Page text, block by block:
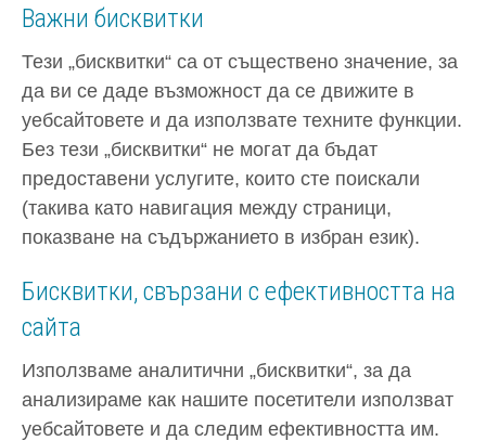
Важни бисквитки
Тези „бисквитки“ са от съществено значение, за
да ви се даде възможност да се движите в
уебсайтовете и да използвате техните функции.
Без тези „бисквитки“ не могат да бъдат
предоставени услугите, които сте поискали
(такива като навигация между страници,
показване на съдържанието в избран език).
Бисквитки, свързани с ефективността на
сайта
Използваме аналитични „бисквитки“, за да
анализираме как нашите посетители използват
уебсайтовете и да следим ефективността им.